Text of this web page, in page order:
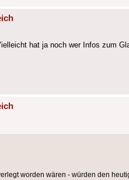
hat ja noch wer Infos zum
worden wären - würden den